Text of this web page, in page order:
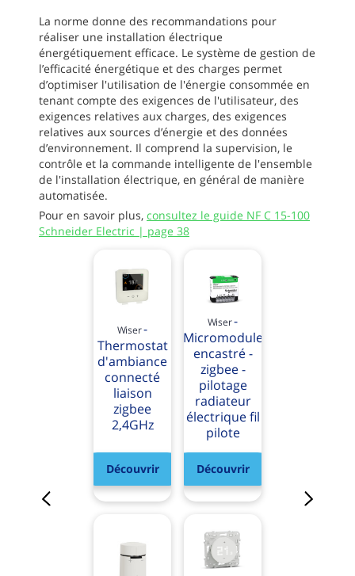
La norme donne des recommandations pour
réaliser une installation électrique
énergétiquement efficace. Le système de gestion de
l’efficacité énergétique et des charges permet
d’optimiser l'utilisation de l'énergie consommée en
tenant compte des exigences de l'utilisateur, des
exigences relatives aux charges, des exigences
relatives aux sources d’énergie et des données
d’environnement. Il comprend la supervision, le
contrôle et la commande intelligente de l'ensemble
de l'installation électrique, en général de manière
automatisée.
Pour en savoir plus, consultez le guide NF C 15-100
Schneider Electric | page 38
Wiser-
Thermostat
d'ambiance
connecté
liaison
zigbee
2,4GHz
Découvrir
Wiser-
Micromodule
encastré -
zigbee -
pilotage
radiateur
électrique fil
pilote
Découvrir
Previous Next